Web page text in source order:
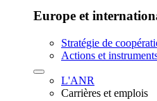
Europe et
Stratégie de
Actions et
L'ANR
Carrières et emplois